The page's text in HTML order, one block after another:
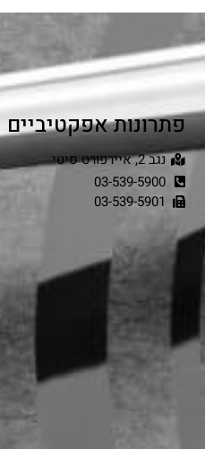
פתרונות אפקטיביים
נגב 2, איירפורט סיטי
03-539-5900
03-539-5901